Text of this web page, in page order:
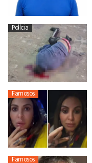
Polícia
Famosos
Famosos